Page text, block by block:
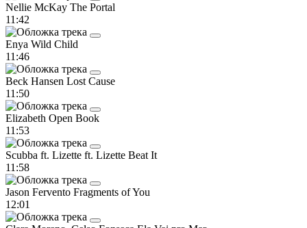
Nellie McKay The Portal
11:42
Enya Wild Child
11:46
Beck Hansen Lost Cause
11:50
Elizabeth Open Book
11:53
Scubba ft. Lizette ft. Lizette Beat It
11:58
Jason Fervento Fragments of You
12:01